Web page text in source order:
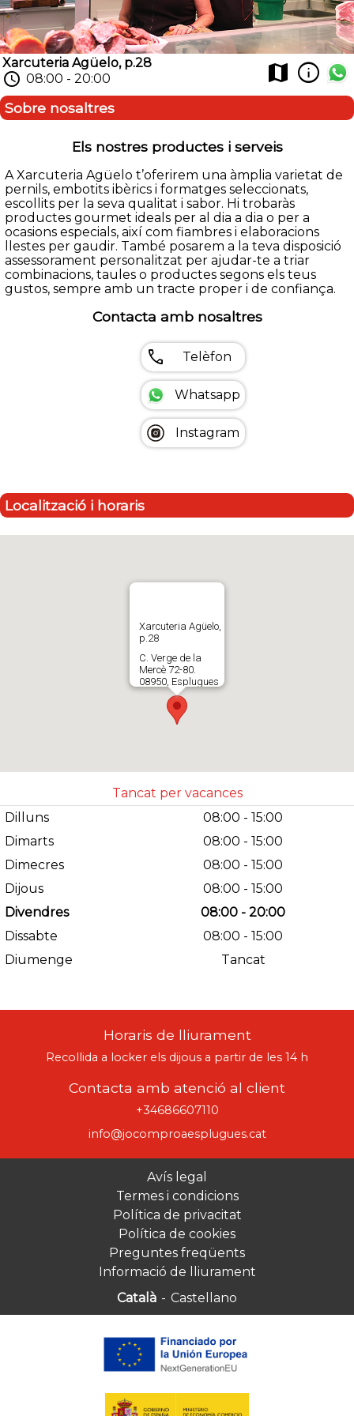
Xarcuteria Agüelo, p.28
schedule 08:00 - 20:00 map info
Sobre nosaltres
Els nostres productes i serveis
A Xarcuteria Agüelo t’oferirem una àmplia varietat de
pernils, embotits ibèrics i formatges seleccionats,
escollits per la seva qualitat i sabor. Hi trobaràs
productes gourmet ideals per al dia a dia o per a
ocasions especials, així com fiambres i elaboracions
llestes per gaudir. També posarem a la teva disposició
assessorament personalitzat per ajudar-te a triar
combinacions, taules o productes segons els teus
gustos, sempre amb un tracte proper i de confiança.
Contacta amb nosaltres
call Telèfon
Whatsapp
Instagram
Localització i horaris
Xarcuteria Agüelo,
p.28
C. Verge de la
Mercè 72-80.
08950, Esplugues
de Llobregat.
España
638804928
Tancat per vacances
Dilluns
08:00 - 15:00
Dimarts
08:00 - 15:00
Dimecres
08:00 - 15:00
Dijous
08:00 - 15:00
Divendres
08:00 - 20:00
Dissabte
08:00 - 15:00
Diumenge
Tancat
Horaris de lliurament
Recollida a locker els dijous a partir de les 14 h
Contacta amb atenció al client
+34686607110
info@jocomproaesplugues.cat
Avís legal
Termes i condicions
Política de privacitat
Política de cookies
Preguntes freqüents
Informació de lliurament
Català - Castellano